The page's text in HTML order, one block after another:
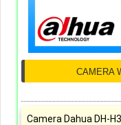
CAMERA
Camera Dahua DH-